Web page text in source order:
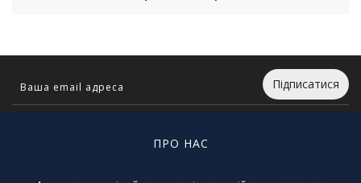
Підписатися
ПРО НАС